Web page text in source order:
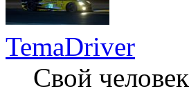
TemaDriver
Свой человек